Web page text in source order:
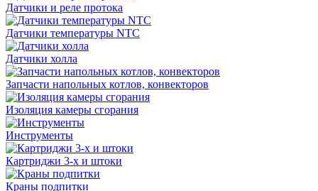
Датчики и реле протока
Датчики температуры NTC
Датчики холла
Запчасти напольных котлов, конвекторов
Изоляция камеры сгорания
Инструменты
Картриджи 3-х и штоки
Краны подпитки